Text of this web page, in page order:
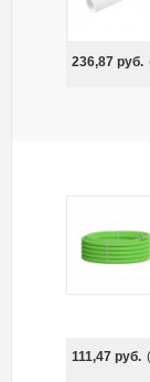
236,87руб.
111,47руб.